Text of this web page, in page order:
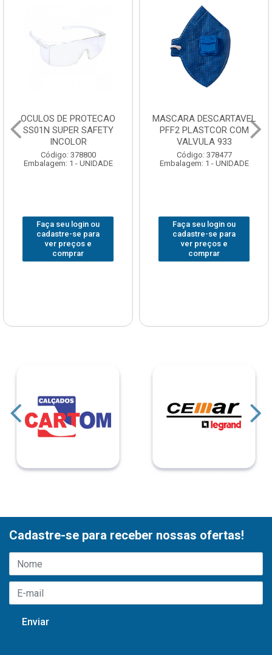
OCULOS DE PROTECAO
SS01N SUPER SAFETY
INCOLOR
Código: 378800
Embalagem: 1 - UNIDADE
Faça seu login ou
cadastre-se para
ver preços e
comprar
MASCARA DESCARTAVEL
PFF2 PLASTCOR COM
VALVULA 933
Código: 378477
Embalagem: 1 - UNIDADE
Faça seu login ou
cadastre-se para
ver preços e
comprar
Cadastre-se para receber nossas ofertas!